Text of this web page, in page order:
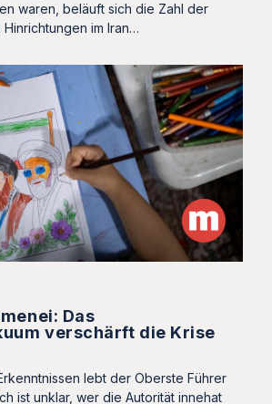
waren, beläuft sich die Zahl der
im Iran…
Das
verschärft die Krise
lebt der Oberste Führer
ist unklar, wer die Autorität innehat